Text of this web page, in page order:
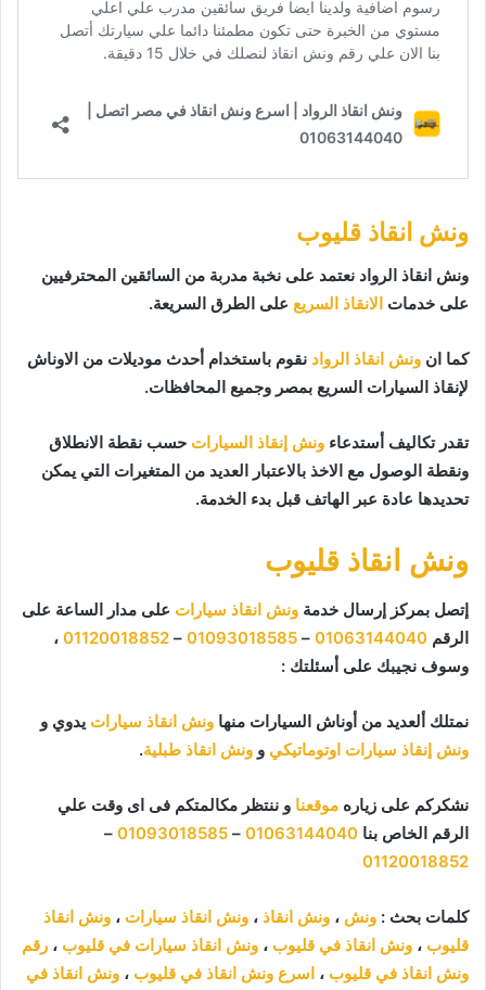
ونش انقاذ قليوب
ونش انقاذ الرواد نعتمد على نخبة مدربة من السائقين المحترفيين
على خدمات الانقاذ السريع على الطرق السريعة.
كما ان ونش انقاذ الرواد نقوم باستخدام أحدث موديلات من الاوناش
لإنقاذ السيارات السريع بمصر وجميع المحافظات.
تقدر تكاليف أستدعاء ونش إنقاذ السيارات حسب نقطة الانطلاق
ونقطة الوصول مع الاخذ بالاعتبار العديد من المتغيرات التي يمكن
تحديدها عادة عبر الهاتف قبل بدء الخدمة.
ونش انقاذ قليوب
إتصل بمركز إرسال خدمة ونش انقاذ سيارات على مدار الساعة على
الرقم 01063144040
–
01093018585
–
01120018852 ،
وسوف نجيبك على أسئلتك :
نمتلك ألعديد من أوناش السيارات منها ونش انقاذ سيارات يدوي و
ونش إنقاذ سيارات اوتوماتيكي و ونش انقاذ طبلية.
نشكركم على زياره موقعنا و ننتظر مكالمتكم فى اى وقت علي
الرقم الخاص بنا 01063144040
–
01093018585
–
01120018852
كلمات بحث : ونش ، ونش انقاذ ، ونش انقاذ سيارات ، ونش انقاذ
قليوب ، ونش انقاذ في قليوب ، ونش انقاذ سيارات في قليوب ، رقم
ونش انقاذ في قليوب ، اسرع ونش انقاذ في قليوب ، ونش انقاذ في